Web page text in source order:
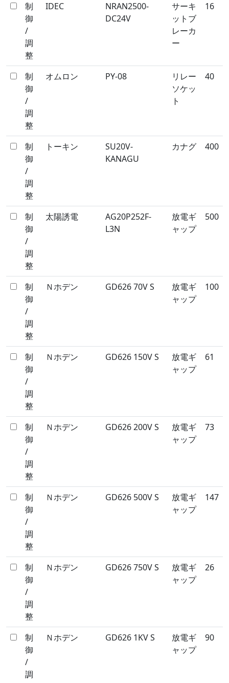
制
御
/
調
整
IDEC
NRAN2500-
DC24V
サーキ
ットブ
レーカ
ー
16
制
御
/
調
整
オムロン PY-08
リレー
ソケッ
ト
40
制
御
/
調
整
トーキン
SU20V-
KANAGU
カナグ 400
制
御
/
調
整
太陽誘電
AG20P252F-
L3N
放電ギ
ャップ
500
制
御
/
調
整
Ｎホデン GD626 70V S
放電ギ
ャップ
100
制
御
/
調
整
Ｎホデン GD626 150V S
放電ギ
ャップ
61
制
御
/
調
整
Ｎホデン GD626 200V S
放電ギ
ャップ
73
制
御
/
調
整
Ｎホデン GD626 500V S
放電ギ
ャップ
147
制
御
/
調
整
Ｎホデン GD626 750V S
放電ギ
ャップ
26
制
御
/
調
Ｎホデン GD626 1KV S
放電ギ
ャップ
90